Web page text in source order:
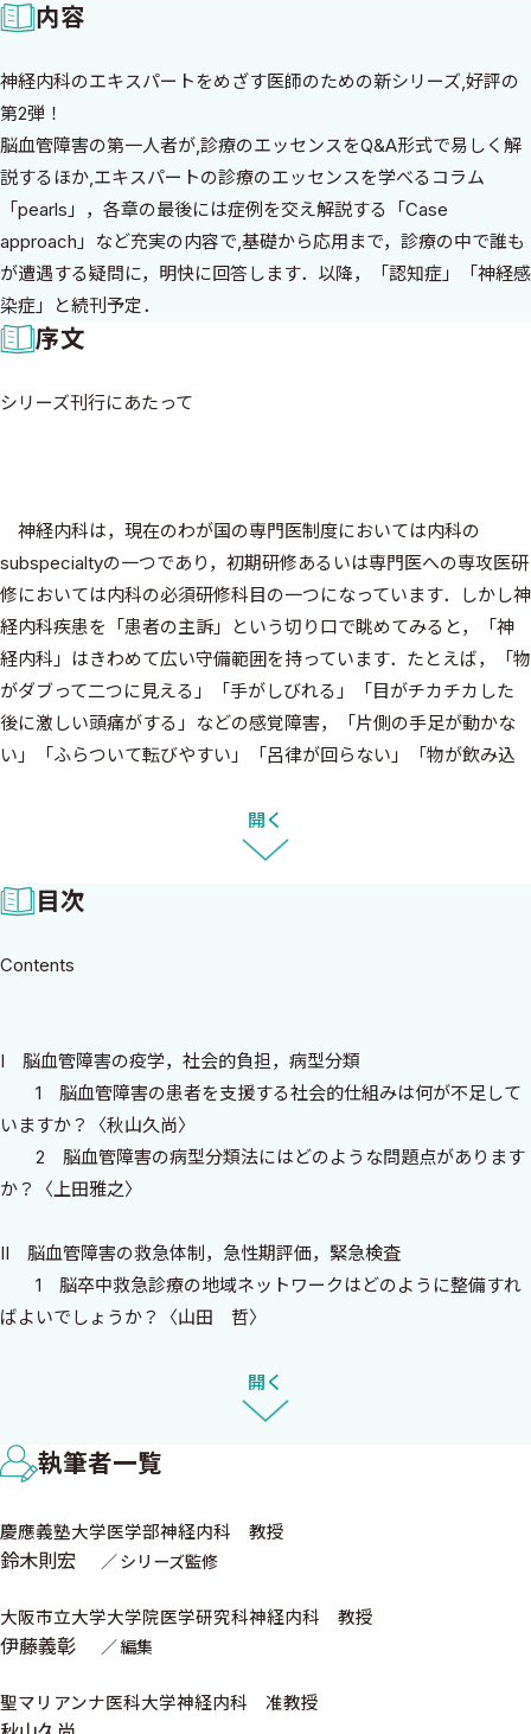
内容
神経内科のエキスパートをめざす医師のための新シリーズ,好評の
第2弾！
脳血管障害の第一人者が,診療のエッセンスをQ&A形式で易しく解
説するほか,エキスパートの診療のエッセンスを学べるコラム
「pearls」，各章の最後には症例を交え解説する「Case
approach」など充実の内容で,基礎から応用まで，診療の中で誰も
が遭遇する疑問に，明快に回答します．以降，「認知症」「神経感
染症」と続刊予定．
序文
シリーズ刊行にあたって
神経内科は，現在のわが国の専門医制度においては内科の
subspecialtyの一つであり，初期研修あるいは専門医への専攻医研
修においては内科の必須研修科目の一つになっています．しかし神
経内科疾患を「患者の主訴」という切り口で眺めてみると，「神
経内科」はきわめて広い守備範囲を持っています．たとえば，「物
がダブって二つに見える」「手がしびれる」「目がチカチカした
後に激しい頭痛がする」などの感覚障害，「片側の手足が動かな
い」「ふらついて転びやすい」「呂律が回らない」「物が飲み込
分の家族が誰であるかわからない」などの認知機能障害，「いく
ら呼んでも目を覚まさない」「時々失神する」などの意識障害な
ど，さらには救急車で搬送されるような「激しい回転性めまいが
して歩けない」「痙攣が止まらない」などの救急症状まで多岐に
の疾患を鑑別し診断するのが神経内科なのです．神経疾患には，
化症，多発性硬化症，視神経脊髄炎など），末梢神経疾患，（Bell
麻痺，Guillain―Barré症候群，慢性炎症性脱髄性ニューロパチーな
ど），筋疾患（筋ジストロフィー症，多発筋炎，周期性四肢麻痺
など），神経筋接合部疾患（重症筋無力症，Lambert―Eaton筋無
力症症候群など）が含まれ，きわめて多くの疾患があります．
シリーズ『神経内科Clinical Questions & Pearls』はこのような
神経内科を標榜し，さらに専門医を目指すという大きな志を抱く
若き医師を対象として立案・企画されました．神経内科疾患を主
し，各巻ごとに当該領域におけるオピニオンリーダーに責任編集
者として内容を企画していただきました．テーマとしては，広い
神経内科疾患の領域の中から，脳血管障害，パーキンソン病，認
脱髄性疾患，神経感染症，小脳失調症，高次脳機能障害，運動ニ
ューロン疾患，末梢神経疾患そして筋疾患の12領域を抽出し，それ
に統一性を持たせるため，編集骨格は神経内科診療の現場で遭遇
する疑問・課題を，諸疾患の診療ガイドラインで一般化した
げ，それぞれについてエビデンスも踏まえて解説するという方針と
開く
目次
Contents
I 脳血管障害の疫学，社会的負担，病型分類
1 脳血管障害の患者を支援する社会的仕組みは何が不足して
いますか？〈秋山久尚〉
2 脳血管障害の病型分類法にはどのような問題点があります
か？〈上田雅之〉
II 脳血管障害の救急体制，急性期評価，緊急検査
1 脳卒中救急診療の地域ネットワークはどのように整備すれ
ばよいでしょうか？〈山田 哲〉
3 脳卒中急性期での頭部CTおよびCT血管撮影の有用性，問
題点について教えてください〈田中亮太〉
4 脳血管障害急性期において，どのような頭部MRIの撮像法
山田 惠〉
5 脳卒中急性期に用いられる超音波検査にはどのようなもの
がありますか？〈此枝史恵〉
1 一過性脳虚血発作が疑われた場合どのように対処すればよ
開く
執筆者一覧
慶應義塾大学医学部神経内科 教授
鈴木則宏 シリーズ監修
大阪市立大学大学院医学研究科神経内科 教授
伊藤義彰 編集
聖マリアンナ医科大学神経内科 准教授